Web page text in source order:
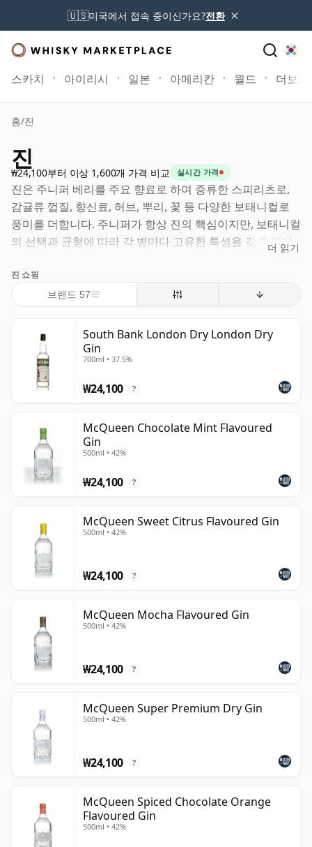
🇺🇸미국에서 접속 중이신가요?전환 ×
스카치 아이리시 일본 아메리칸 월드 더보기
홈/진
진
₩24,100부터 이상 1,600개 가격 비교 실시간 가격
진은 주니퍼 베리를 주요 향료로 하여 증류한 스피리츠로,
감귤류 껍질, 향신료, 허브, 뿌리, 꽃 등 다양한 보태니컬로
풍미를 더합니다. 주니퍼가 항상 진의 핵심이지만, 보태니컬
의 선택과 균형에 따라 각 병마다 고유한 특성을 갖게 되며,
고 현대적인 것까지 다양합니다.
진은 17세기로 거슬러 올라가는 네덜란드 스피리츠인 제네
(jeniever), 제네버(genever) 또는 제니에브르(genièvre)로
도 알려져 있습니다. 이러한 기원에서 진은 세계에서 가장
인기 있고 다재다능한 스피리츠 중 하나로 발전했으며, 전통
적인 런던 드라이와 플리머스 진부터 더 달콤한 올드 톰 스
트 진까지 다양한 스타일을 선보입니다.
진토닉의 필수 재료로 가장 잘 알려져 있지만, 진은 마티니,
네그로니, 톰 콜린스 같은 칵테일에서도 똑같이 훌륭한 역할
더 읽기
진 쇼핑
브랜드 57
South Bank London Dry London Dry
Gin
700ml • 37.5%
₩24,100 ?
McQueen Chocolate Mint Flavoured
Gin
500ml • 42%
₩24,100 ?
McQueen Sweet Citrus Flavoured Gin
500ml • 42%
₩24,100 ?
McQueen Mocha Flavoured Gin
500ml • 42%
₩24,100 ?
McQueen Super Premium Dry Gin
500ml • 42%
₩24,100 ?
McQueen Spiced Chocolate Orange
Flavoured Gin
500ml • 42%